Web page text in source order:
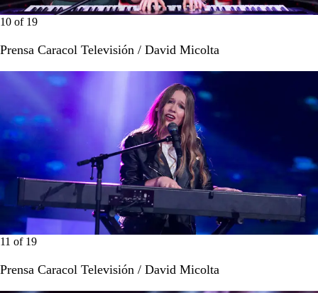
10 of 19
Prensa Caracol Televisión / David Micolta
11 of 19
Prensa Caracol Televisión / David Micolta